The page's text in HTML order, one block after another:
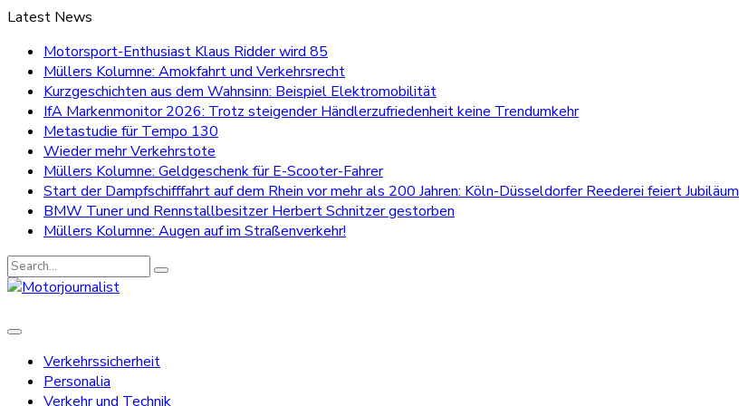
Latest News
Motorsport-Enthusiast Klaus Ridder wird 85
Müllers Kolumne: Amokfahrt und Verkehrsrecht
Kurzgeschichten aus dem Wahnsinn: Beispiel Elektromobilität
IfA Markenmonitor 2026: Trotz steigender Händlerzufriedenheit keine Trendumkehr
Metastudie für Tempo 130
Wieder mehr Verkehrstote
Müllers Kolumne: Geldgeschenk für E-Scooter-Fahrer
Start der Dampfschifffahrt auf dem Rhein vor mehr als 200 Jahren: Köln-Düsseldorfer Reederei feiert Jubiläum
BMW Tuner und Rennstallbesitzer Herbert Schnitzer gestorben
Müllers Kolumne: Augen auf im Straßenverkehr!
Search
for:
Verkehrssicherheit
Personalia
Verkehr und Technik